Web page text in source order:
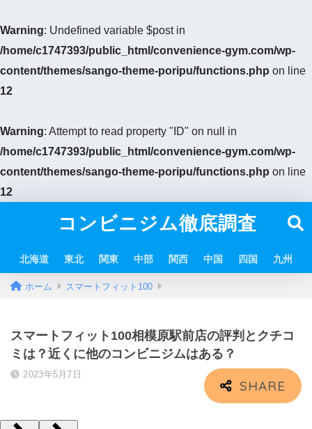
Warning: Undefined variable $post in
/home/c1747393/public_html/convenience-gym.com/wp-
content/themes/sango-theme-poripu/functions.php on line
12
Warning: Attempt to read property "ID" on null in
/home/c1747393/public_html/convenience-gym.com/wp-
content/themes/sango-theme-poripu/functions.php on line
12
コンビニジム徹底調査
北海道 東北 関東 中部 関西 中国 四国 九州
ホーム スマートフィット100
スマートフィット100相模原駅前店の評判とクチコ
ミは？近くに他のコンビニジムはある？
2023年5月7日